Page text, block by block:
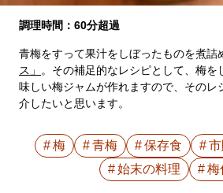
調理時間：60分超過
青梅をすって果汁をしぼったものを煮詰
ス」
。その補足的なレシピとして、梅を
味しい梅ジャムが作れますので、そのレ
介したいと思います。
梅 青梅 保存食
始末の料理
梅